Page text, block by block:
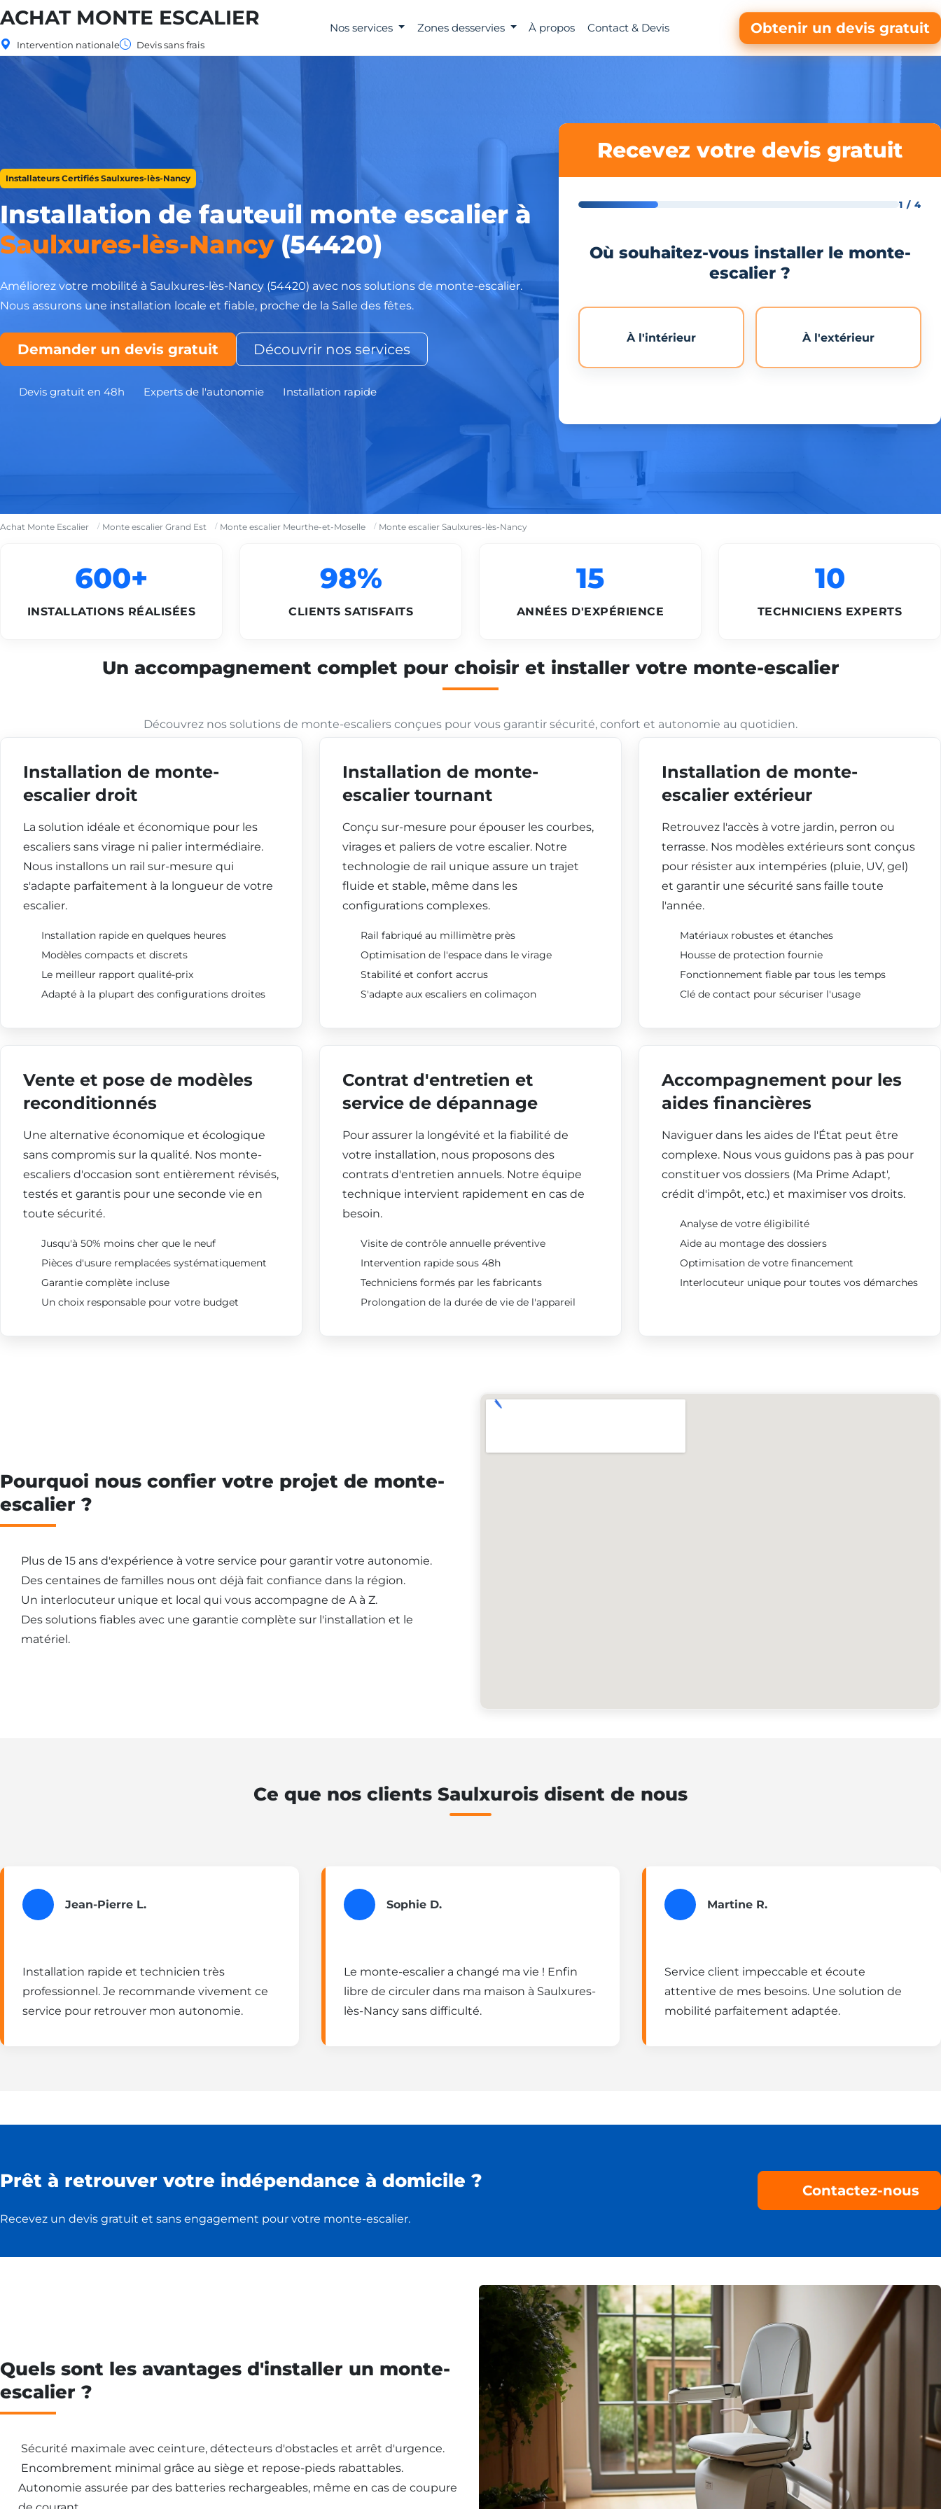
ACHAT MONTE ESCALIER
Intervention nationale Devis sans frais
Nos services Zones desservies À propos Contact & Devis Obtenir un devis gratuit
Installateurs Certifiés Saulxures-lès-Nancy
Installation de fauteuil monte escalier à
Saulxures-lès-Nancy(54420)
Améliorez votre mobilité à Saulxures-lès-Nancy (54420) avec nos solutions de monte-escalier.
Nous assurons une installation locale et fiable, proche de la Salle des fêtes.
Demander un devis gratuit Découvrir nos services
Devis gratuit en 48h Experts de l'autonomie Installation rapide
Recevez votre devis gratuit
1 / 4
Où souhaitez-vous installer le monte-
escalier ?
À l'intérieur À l'extérieur
Achat Monte Escalier Monte escalier Grand Est Monte escalier Meurthe-et-Moselle Monte escalier Saulxures-lès-Nancy
600+
INSTALLATIONS RÉALISÉES
98%
CLIENTS SATISFAITS
15
ANNÉES D'EXPÉRIENCE
10
TECHNICIENS EXPERTS
Un accompagnement complet pour choisir et installer votre monte-escalier
Découvrez nos solutions de monte-escaliers conçues pour vous garantir sécurité, confort et autonomie au quotidien.
Installation de monte-
escalier droit
La solution idéale et économique pour les
escaliers sans virage ni palier intermédiaire.
Nous installons un rail sur-mesure qui
s'adapte parfaitement à la longueur de votre
escalier.
Installation rapide en quelques heures
Modèles compacts et discrets
Le meilleur rapport qualité-prix
Adapté à la plupart des configurations droites
Installation de monte-
escalier tournant
Conçu sur-mesure pour épouser les courbes,
virages et paliers de votre escalier. Notre
technologie de rail unique assure un trajet
fluide et stable, même dans les
configurations complexes.
Rail fabriqué au millimètre près
Optimisation de l'espace dans le virage
Stabilité et confort accrus
S'adapte aux escaliers en colimaçon
Installation de monte-
escalier extérieur
Retrouvez l'accès à votre jardin, perron ou
terrasse. Nos modèles extérieurs sont conçus
pour résister aux intempéries (pluie, UV, gel)
et garantir une sécurité sans faille toute
l'année.
Matériaux robustes et étanches
Housse de protection fournie
Fonctionnement fiable par tous les temps
Clé de contact pour sécuriser l'usage
Vente et pose de modèles
reconditionnés
Une alternative économique et écologique
sans compromis sur la qualité. Nos monte-
escaliers d'occasion sont entièrement révisés,
testés et garantis pour une seconde vie en
toute sécurité.
Jusqu'à 50% moins cher que le neuf
Pièces d'usure remplacées systématiquement
Garantie complète incluse
Un choix responsable pour votre budget
Contrat d'entretien et
service de dépannage
Pour assurer la longévité et la fiabilité de
votre installation, nous proposons des
contrats d'entretien annuels. Notre équipe
technique intervient rapidement en cas de
besoin.
Visite de contrôle annuelle préventive
Intervention rapide sous 48h
Techniciens formés par les fabricants
Prolongation de la durée de vie de l'appareil
Accompagnement pour les
aides financières
Naviguer dans les aides de l'État peut être
complexe. Nous vous guidons pas à pas pour
constituer vos dossiers (Ma Prime Adapt',
crédit d'impôt, etc.) et maximiser vos droits.
Analyse de votre éligibilité
Aide au montage des dossiers
Optimisation de votre financement
Interlocuteur unique pour toutes vos démarches
Pourquoi nous confier votre projet de monte-
escalier ?
Plus de 15 ans d'expérience à votre service pour garantir votre autonomie.
Des centaines de familles nous ont déjà fait confiance dans la région.
Un interlocuteur unique et local qui vous accompagne de A à Z.
Des solutions fiables avec une garantie complète sur l'installation et le
matériel.
Ce que nos clients Saulxurois disent de nous
Jean-Pierre L.
Installation rapide et technicien très
professionnel. Je recommande vivement ce
service pour retrouver mon autonomie.
Sophie D.
Le monte-escalier a changé ma vie ! Enfin
libre de circuler dans ma maison à Saulxures-
lès-Nancy sans difficulté.
Martine R.
Service client impeccable et écoute
attentive de mes besoins. Une solution de
mobilité parfaitement adaptée.
Prêt à retrouver votre indépendance à domicile ?
Recevez un devis gratuit et sans engagement pour votre monte-escalier.
Contactez-nous
Quels sont les avantages d'installer un monte-
escalier ?
Sécurité maximale avec ceinture, détecteurs d'obstacles et arrêt d'urgence.
Encombrement minimal grâce au siège et repose-pieds rabattables.
Autonomie assurée par des batteries rechargeables, même en cas de coupure